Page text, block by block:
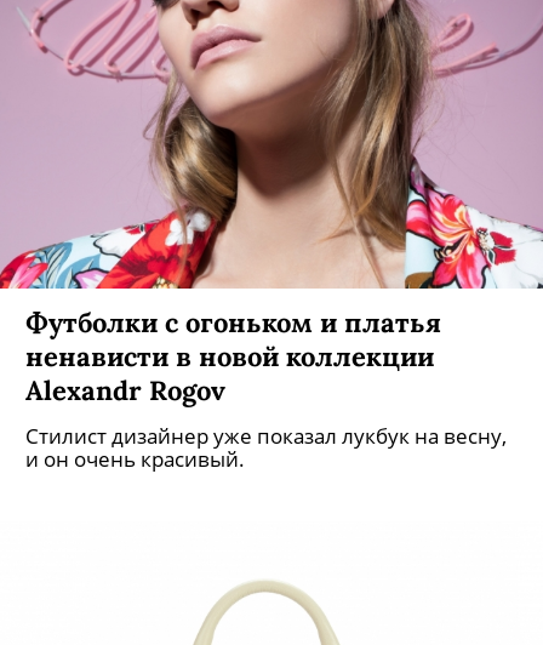
Шелковый пуховик на лето и обувь
ручной работы в новой коллекции
DOKUCHAEVA
Азиатская эстетика по-петербургски.